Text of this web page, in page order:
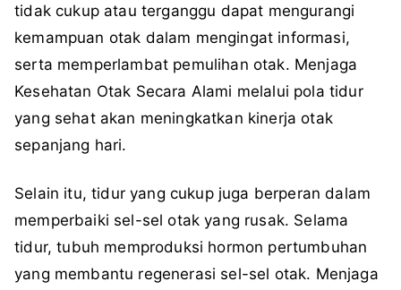
tidak cukup atau terganggu dapat mengurangi
kemampuan otak dalam mengingat informasi,
serta memperlambat pemulihan otak. Menjaga
Kesehatan Otak Secara Alami melalui pola tidur
yang sehat akan meningkatkan kinerja otak
sepanjang hari.
Selain itu, tidur yang cukup juga berperan dalam
memperbaiki sel-sel otak yang rusak. Selama
tidur, tubuh memproduksi hormon pertumbuhan
yang membantu regenerasi sel-sel otak. Menjaga